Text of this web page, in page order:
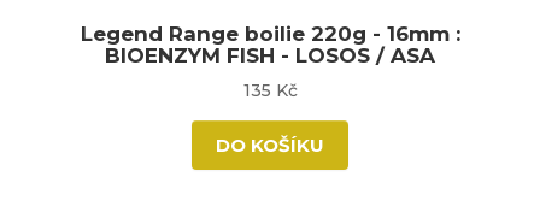
Legend Range boilie 220g - 16mm :
BIOENZYM FISH - LOSOS / ASA
135 Kč
DO KOŠÍKU